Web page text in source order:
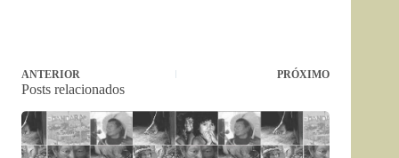
ANTERIOR PRÓXIMO
Posts relacionados